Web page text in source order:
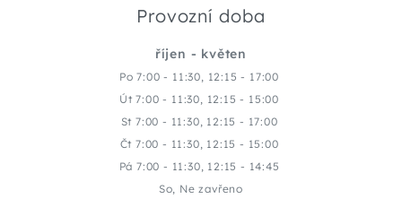
Provozní doba
říjen - květen
Po 7:00 - 11:30, 12:15 - 17:00
Út 7:00 - 11:30, 12:15 - 15:00
St 7:00 - 11:30, 12:15 - 17:00
Čt 7:00 - 11:30, 12:15 - 15:00
Pá 7:00 - 11:30, 12:15 - 14:45
So, Ne zavřeno